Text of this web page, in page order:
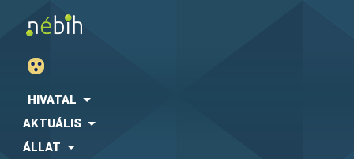
HIVATAL
AKTUÁLIS
ÁLLAT